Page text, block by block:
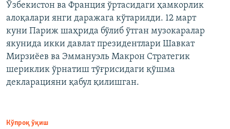
Ўзбекистон ва Франция ўртасидаги ҳамкорлик
алоқалари янги даражага кўтарилди. 12 март
куни Париж шаҳрида бўлиб ўтган музокаралар
якунида икки давлат президентлари Шавкат
Мирзиёев ва Эммануэль Макрон Стратегик
шериклик ўрнатиш тўғрисидаги қўшма
декларацияни қабул қилишган.
Кўпроқ ўқиш